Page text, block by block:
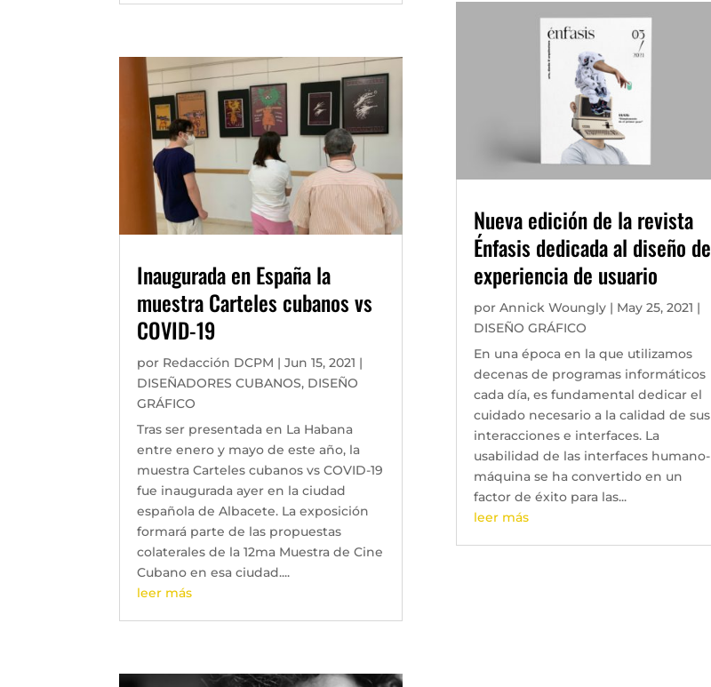
Inaugurada en España la
muestra Carteles cubanos vs
COVID-19
por Redacción DCPM |Jun 15, 2021 |
DISEÑADORES CUBANOS, DISEÑO
GRÁFICO
Tras ser presentada en La Habana
entre enero y mayo de este año, la
muestra Carteles cubanos vs COVID-19
fue inaugurada ayer en la ciudad
española de Albacete. La exposición
formará parte de las propuestas
colaterales de la 12ma Muestra de Cine
Cubano en esa ciudad....
leer más
Nueva edición de la revista
Énfasis dedicada al diseño de
experiencia de usuario
por Annick Woungly| May 25, 2021 |
DISEÑO GRÁFICO
En una época en la que utilizamos
decenas de programas informáticos
cada día, es fundamental dedicar el
cuidado necesario a la calidad de sus
interacciones e interfaces. La
usabilidad de las interfaces humano-
máquina se ha convertido en un
factor de éxito para las...
leer más